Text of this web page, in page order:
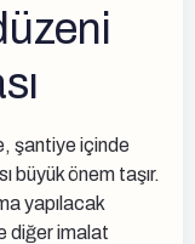
şantiye içinde
büyük önem taşır.
yapılacak
diğer imalat